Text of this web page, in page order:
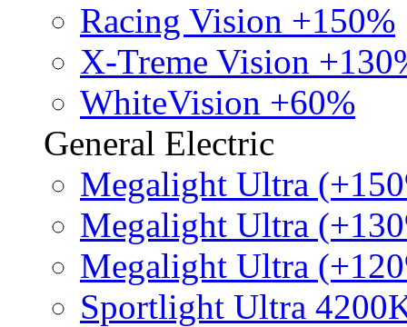
Racing Vision +150%
X-Treme Vision
WhiteVision +60%
General Electric
Megalight Ultra
Megalight Ultra
Megalight Ultra
Sportlight Ultra